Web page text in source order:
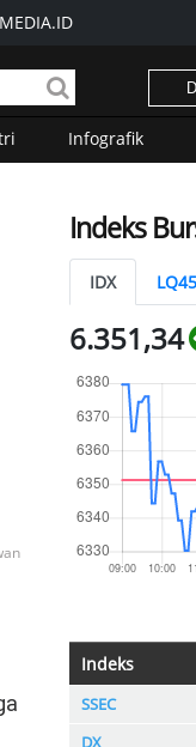
Infografik
Indeks
IDX LQ45
6.351,34
Indeks
SSEC
DX